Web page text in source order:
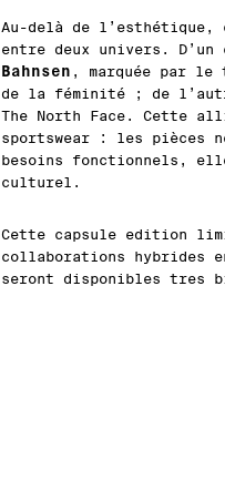
Au-delà de
entre deux univers.
Bahnsen , marquée par
de la féminité ; de
The North Face. Cette
sportswear : les pièces
besoins fonctionnels,
culturel.
Cette capsule edition
collaborations hybrides
seront disponibles tres